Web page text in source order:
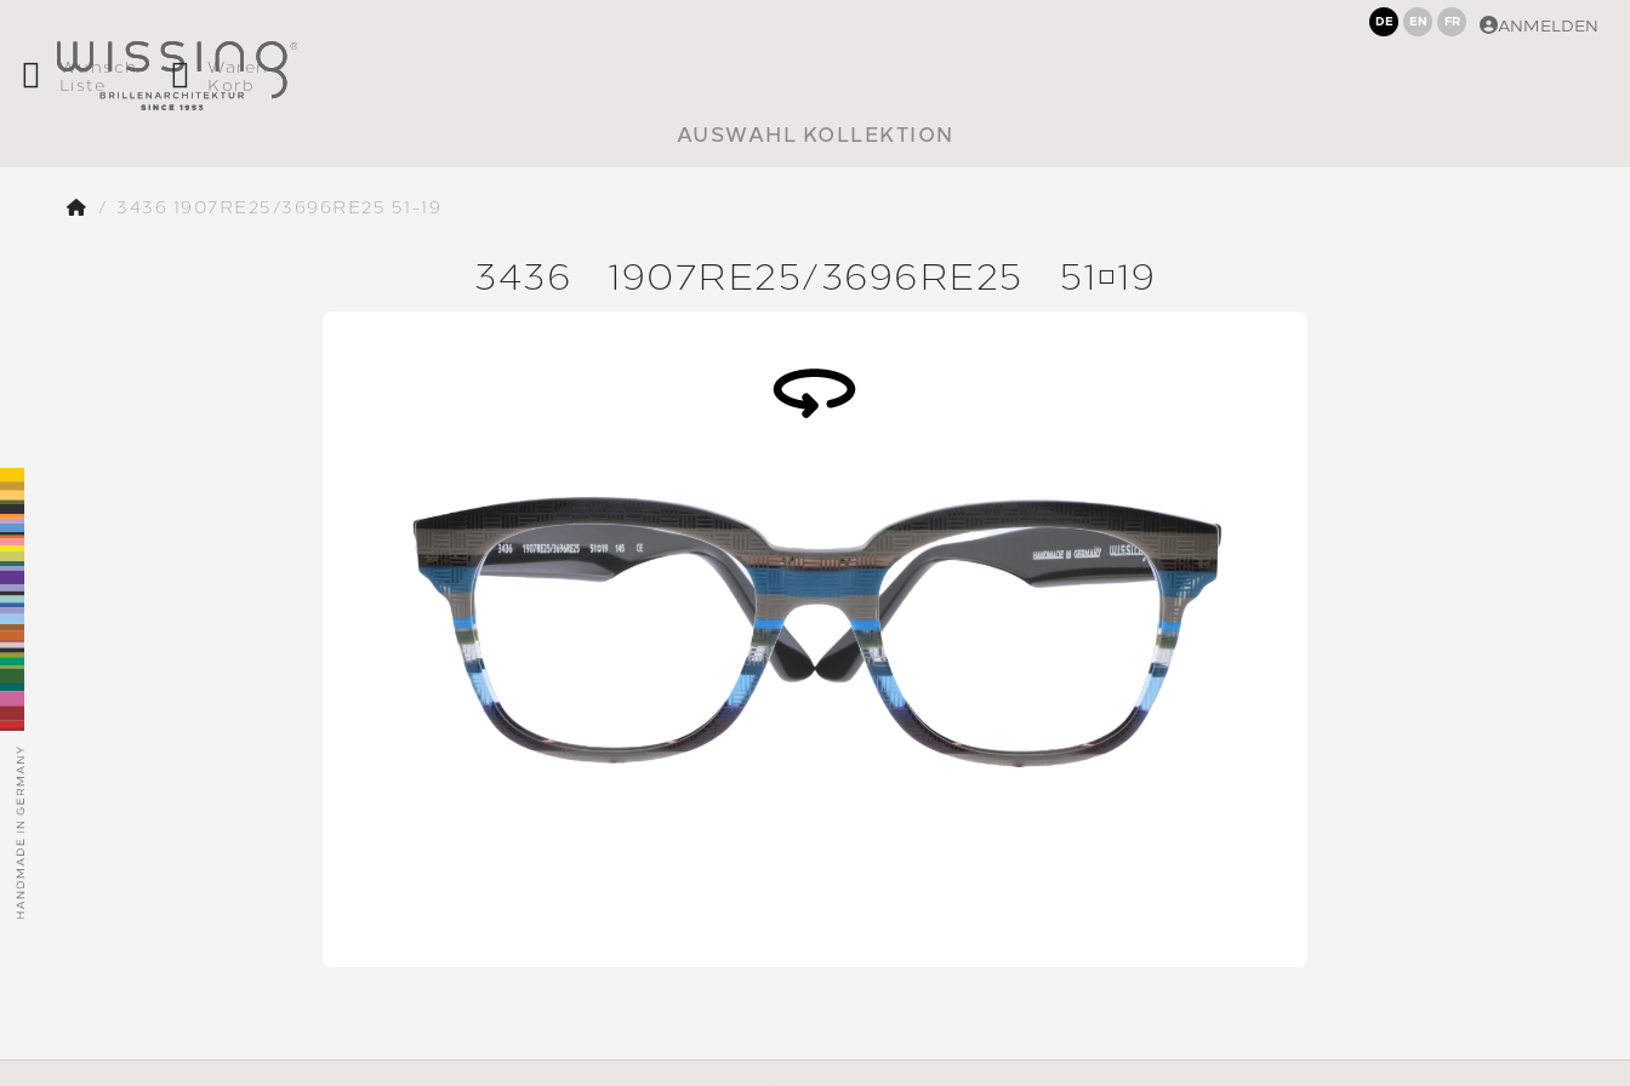
DE EN FR ANMELDEN
Wunsch
Liste
Waren
Korb
AUSWAHL KOLLEKTION
3436 1907RE25/3696RE25 51-19
3436 1907RE25/3696RE25 5119